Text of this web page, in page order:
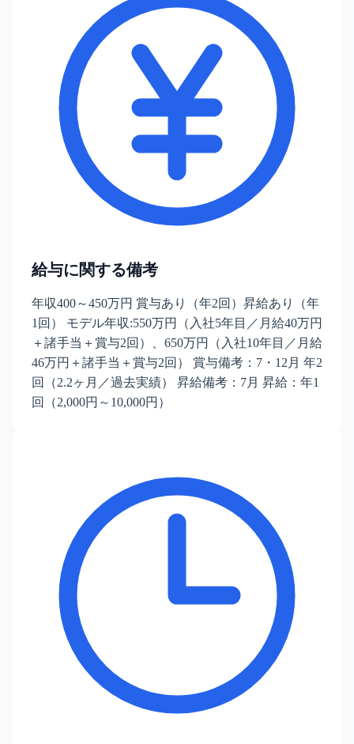
給与に関する備考
年収400～450万円 賞与あり（年2回）昇給あり（年
1回） モデル年収:550万円（入社5年目／月給40万円
＋諸手当＋賞与2回）、650万円（入社10年目／月給
46万円＋諸手当＋賞与2回） 賞与備考：7・12月 年2
回（2.2ヶ月／過去実績） 昇給備考：7月 昇給：年1
回（2,000円～10,000円）